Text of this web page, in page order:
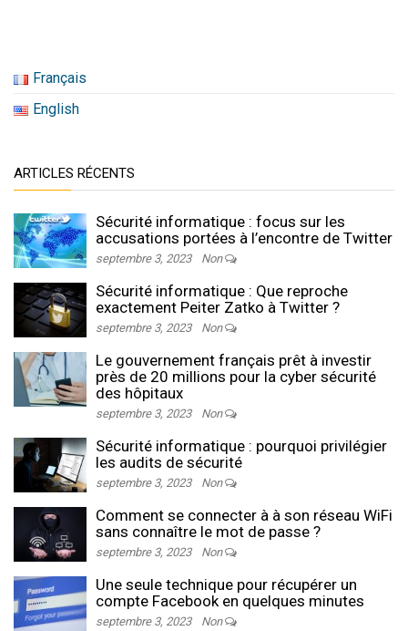
Français
English
ARTICLES RÉCENTS
Sécurité informatique : focus sur les
accusations portées à l’encontre de Twitter
septembre 3, 2023 Non
Sécurité informatique : Que reproche
exactement Peiter Zatko à Twitter ?
septembre 3, 2023 Non
Le gouvernement français prêt à investir
près de 20 millions pour la cyber sécurité
des hôpitaux
septembre 3, 2023 Non
Sécurité informatique : pourquoi privilégier
les audits de sécurité
septembre 3, 2023 Non
Comment se connecter à à son réseau WiFi
sans connaître le mot de passe ?
septembre 3, 2023 Non
Une seule technique pour récupérer un
compte Facebook en quelques minutes
septembre 3, 2023 Non